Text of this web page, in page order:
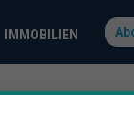
IMMOBILIEN